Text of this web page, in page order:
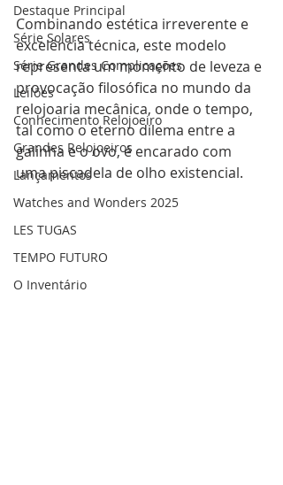
Destaque Principal
Série Solares
Série Grandes Complicações
Leilões
Conhecimento Relojoeiro
Grandes Relojoeiros
Lançamentos
Watches and Wonders 2025
LES TUGAS
TEMPO FUTURO
O Inventário
Combinando estética irreverente e
excelência técnica, este modelo
representa um momento de leveza e
provocação filosófica no mundo da
relojoaria mecânica, onde o tempo,
tal como o eterno dilema entre a
galinha e o ovo, é encarado com
uma piscadela de olho existencial.